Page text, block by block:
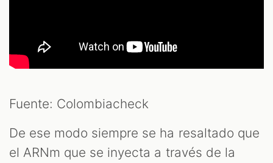
Fuente: Colombiacheck
De ese modo siempre se ha resaltado que
el ARNm que se inyecta a través de la